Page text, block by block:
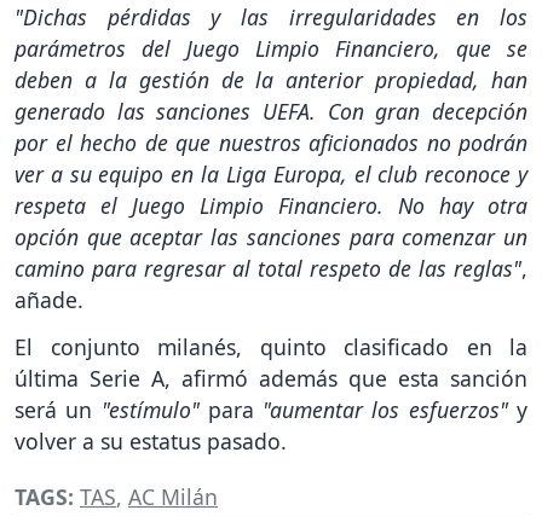
"Dichas pérdidas y las irregularidades en los
parámetros del Juego Limpio Financiero, que se
deben a la gestión de la anterior propiedad, han
generado las sanciones UEFA. Con gran decepción
por el hecho de que nuestros aficionados no podrán
ver a su equipo en la Liga Europa, el club reconoce y
respeta el Juego Limpio Financiero. No hay otra
opción que aceptar las sanciones para comenzar un
camino para regresar al total respeto de las reglas",
añade.
El conjunto milanés, quinto clasificado en la
última Serie A, afirmó además que esta sanción
será un "estímulo"para "aumentar los esfuerzos"y
volver a su estatus pasado.
TAGS: TAS, AC Milán